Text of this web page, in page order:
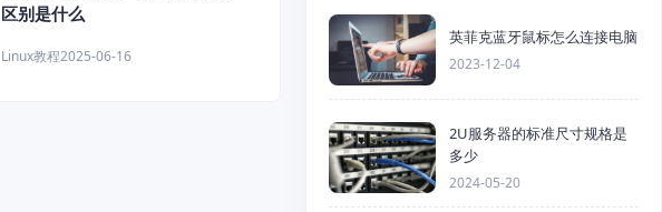
区别是什么
Linux教程2025-06-16
英菲克蓝牙鼠标怎么连接电脑
2023-12-04
2U服务器的标准尺寸规格是
多少
2024-05-20